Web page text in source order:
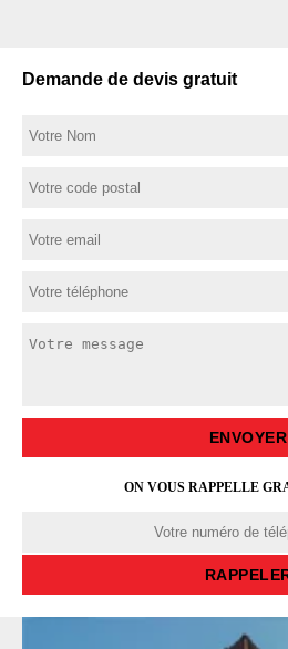
Demande de devis gratuit
ON VOUS RAPPELLE